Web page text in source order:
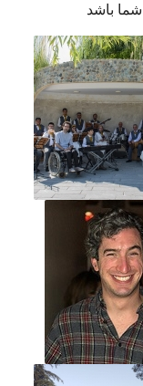
شما باشد